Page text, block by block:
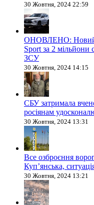
30 Жовтня, 2024 22:59
ОНОВЛЕНО: Новий
Sport за 2 мільйони
ЗСУ
30 Жовтня, 2024 14:15
СБУ затримала
росіянам
30 Жовтня, 2024 13:31
Все озброєння
Куп’янська,
30 Жовтня, 2024 13:21